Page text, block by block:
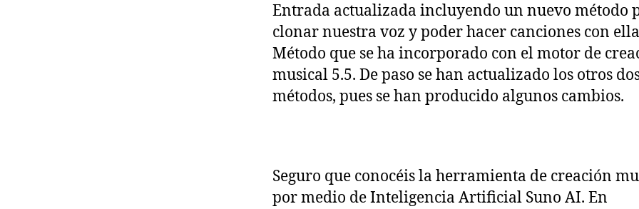
Entrada actualizada incluyendo un nuevo método
clonar nuestra voz y poder hacer canciones con
Método que se ha incorporado con el motor de
musical 5.5. De paso se han actualizado los otros
métodos, pues se han producido algunos cambios.
Seguro que conocéis la herramienta de creación
por medio de Inteligencia Artificial Suno AI. En